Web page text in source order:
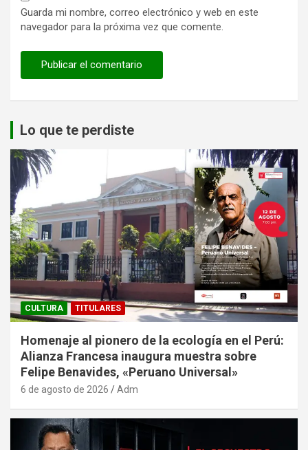
Guarda mi nombre, correo electrónico y web en este
navegador para la próxima vez que comente.
Lo que te perdiste
CULTURA TITULARES
Homenaje al pionero de la ecología en el Perú:
Alianza Francesa inaugura muestra sobre
Felipe Benavides, «Peruano Universal»
6 de agosto de 2026 Adm